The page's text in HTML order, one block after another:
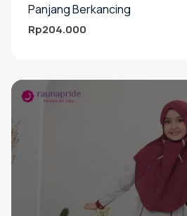
Panjang Berkancing
Rp204.000
beberapa
varian.
Pilihan
ini
dapat
diambil